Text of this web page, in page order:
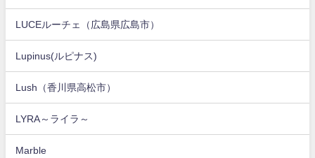
LUCEルーチェ（広島県広島市）
Lupinus(ルピナス)
Lush（香川県高松市）
LYRA～ライラ～
Marble